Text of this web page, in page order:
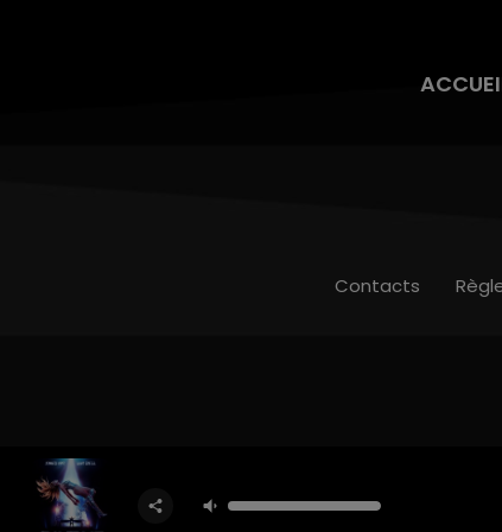
Contacts